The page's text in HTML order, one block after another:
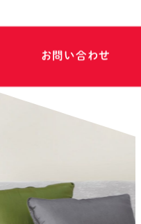
お 問 い合わせ